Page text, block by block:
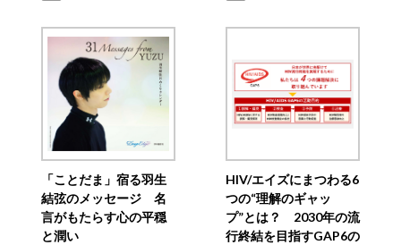
「ことだま」宿る羽生
結弦のメッセージ 名
言がもたらす心の平穏
と潤い
HIV/エイズにまつわる6
つの“理解のギャッ
プ”とは？ 2030年の流
行終結を目指すGAP6の